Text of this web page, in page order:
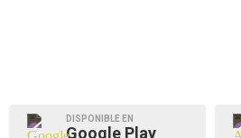
DISPONIBLE EN
Google Play